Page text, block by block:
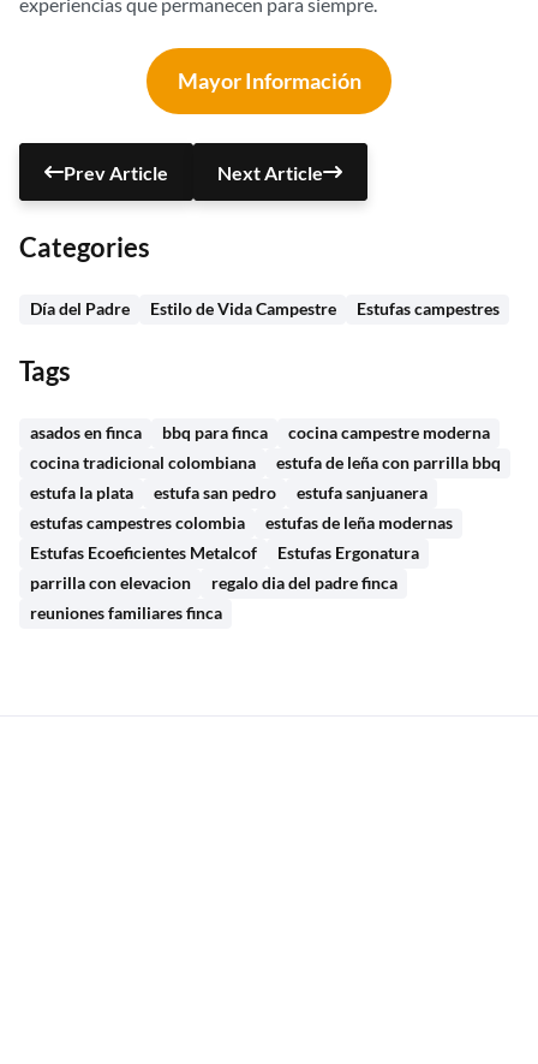
Mayor Información
Prev Article Next Article
Categories
Día del Padre Estilo de Vida Campestre Estufas campestres
Tags
asados en finca bbq para finca
cocina campestre moderna
cocina tradicional colombiana
estufa de leña con parrilla bbq
estufa la plata
estufa san pedro
estufa sanjuanera
estufas campestres colombia
estufas de leña modernas
Estufas Ecoeficientes Metalcof
Estufas Ergonatura
parrilla con elevacion
regalo dia del padre finca
reuniones familiares finca